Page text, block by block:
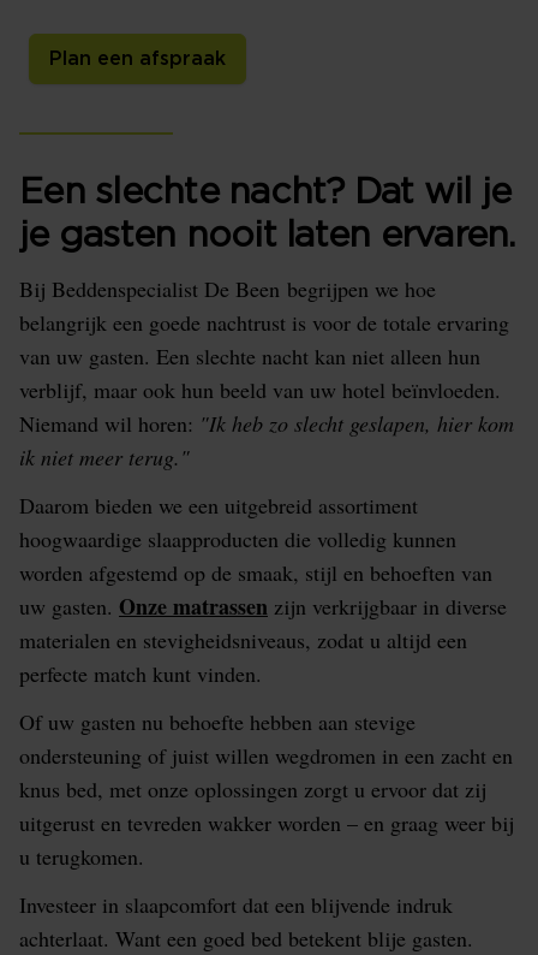
Plan een afspraak
Een slechte nacht? Dat wil je
je gasten nooit laten ervaren.
Bij Beddenspecialist De Been begrijpen we hoe
belangrijk een goede nachtrust is voor de totale ervaring
van uw gasten. Een slechte nacht kan niet alleen hun
verblijf, maar ook hun beeld van uw hotel beïnvloeden.
Niemand wil horen: "Ik heb zo slecht geslapen, hier kom
ik niet meer terug."
Daarom bieden we een uitgebreid assortiment
hoogwaardige slaapproducten die volledig kunnen
worden afgestemd op de smaak, stijl en behoeften van
uw gasten. Onze matrassen zijn verkrijgbaar in diverse
materialen en stevigheidsniveaus, zodat u altijd een
perfecte match kunt vinden.
Of uw gasten nu behoefte hebben aan stevige
ondersteuning of juist willen wegdromen in een zacht en
knus bed, met onze oplossingen zorgt u ervoor dat zij
uitgerust en tevreden wakker worden – en graag weer bij
u terugkomen.
Investeer in slaapcomfort dat een blijvende indruk
achterlaat. Want een goed bed betekent blije gasten.